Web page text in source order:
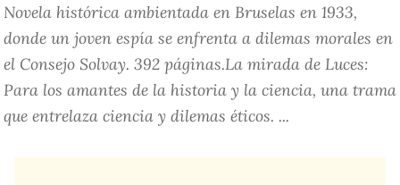
Novela histórica ambientada en Bruselas en 1933,
donde un joven espía se enfrenta a dilemas morales en
el Consejo Solvay. 392 páginas.La mirada de Luces:
Para los amantes de la historia y la ciencia, una trama
que entrelaza ciencia y dilemas éticos. ...